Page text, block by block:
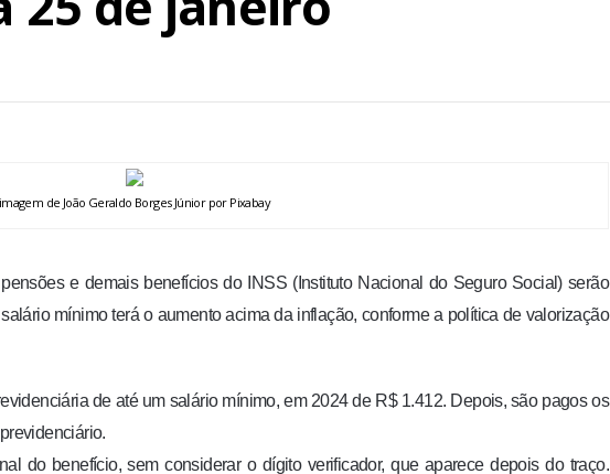
imagem de João Geraldo Borges Júnior por Pixabay
e demais benefícios do INSS (Instituto Nacional do Seguro Social) serão
mínimo terá o aumento acima da inflação, conforme a política de valorização
de até um salário mínimo, em 2024 de R$ 1.412. Depois, são pagos os
do benefício, sem considerar o dígito verificador, que aparece depois do traço.